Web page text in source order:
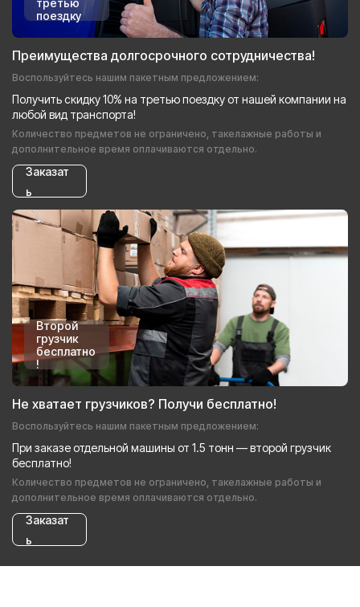
поездку
Преимущества долгосрочного сотрудничества!
Воспользуйтесь нашим пакетным предложением:
Получить скидку 10% на третью поездку от нашей компании на
любой вид транспорта!
Количество предметов не ограничено, такелажные работы и
дополнительное время оплачиваются отдельно.
Заказат
ь
Второй
грузчик
бесплатно
!
Не хватает грузчиков? Получи бесплатно!
Воспользуйтесь нашим пакетным предложением:
При заказе отдельной машины от 1.5 тонн — второй грузчик
бесплатно!
Количество предметов не ограничено, такелажные работы и
дополнительное время оплачиваются отдельно.
Заказат
ь